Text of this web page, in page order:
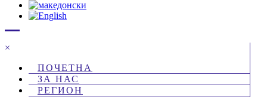
×
ПОЧЕТНА
ЗА НАС
РЕГИОН